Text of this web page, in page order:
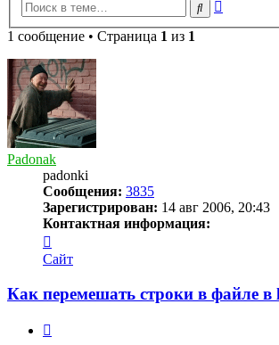
Поиск
1 сообщение • Страница 1 из 1
Padonak
padonki
Сообщения: 3835
Зарегистрирован: 14 авг 2006, 20:43
Контактная информация:
информация
пользователя
Сайт
Как перемешать строки в файле в